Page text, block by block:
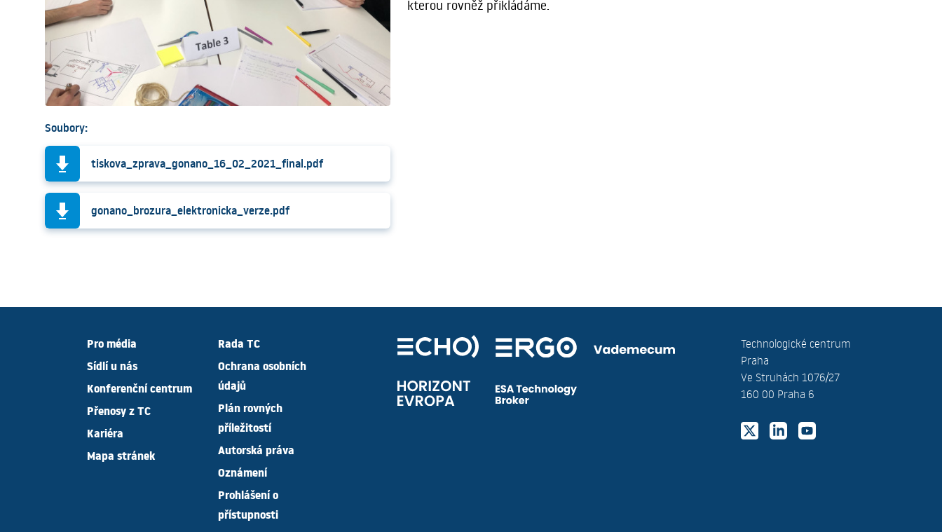
Soubory:
tiskova_zprava_gonano_16_02_2021_final.pdf
gonano_brozura_elektronicka_verze.pdf
kterou rovněž přikládáme.
Pro média
Sídlí u nás
Konferenční centrum
Přenosy z TC
Kariéra
Mapa stránek
Rada TC
Ochrana osobních
údajů
Plán rovných
příležitostí
Autorská práva
Oznámení
Prohlášení o
přístupnosti
Technologické centrum
Praha
Ve Struhách 1076/27
160 00 Praha 6